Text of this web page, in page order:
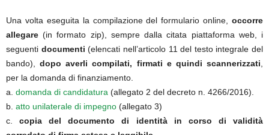
Una volta eseguita la compilazione del formulario online, occorre
allegare (in formato zip), sempre dalla citata piattaforma web, i
seguenti documenti(elencati nell’articolo 11 del testo integrale del
bando),dopo averli compilati, firmati e quindi scannerizzati
per la domanda di finanziamento.
a. domanda di candidatura (allegato 2 del decreto n. 4266/2016).
b. atto unilaterale di impegno (allegato 3)
c.copia del documento di identità in corso di validità